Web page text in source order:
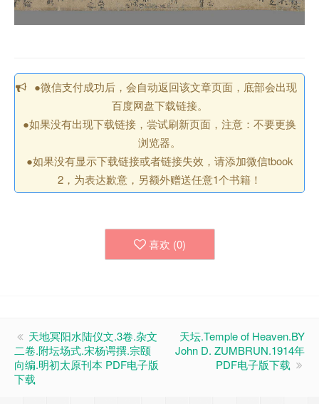
●微信支付成功后，会自动返回该文章页面，底部会出现
百度网盘下载链接。
●如果没有出现下载链接，尝试刷新页面，注意：不要更换
浏览器。
●如果没有显示下载链接或者链接失效，请添加微信tbook
2，为表达歉意，另额外赠送任意1个书籍！
喜欢 (0)
天地冥阳水陆仪文.3卷.杂文
二卷.附坛场式.宋杨谔撰.宗颐
向编.明初太原刊本 PDF电子版
下载
天坛.Temple of Heaven.BY
John D. ZUMBRUN.1914年
PDF电子版下载